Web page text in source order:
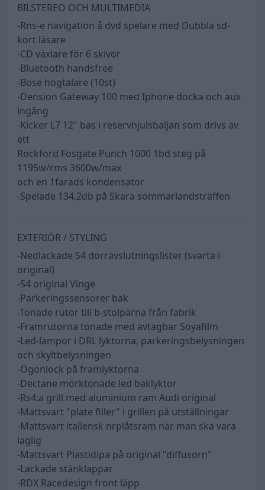
BILSTEREO OCH MULTIMEDIA
-Rns-e navigation å dvd spelare med Dubbla sd-
kort läsare
-CD växlare för 6 skivor
-Bluetooth handsfree
-Bose högtalare (10st)
-Dension Gateway 100 med Iphone docka och aux
ingång
-Kicker L7 12" bas i reservhjulsbaljan som drivs av
ett
Rockford Fosgate Punch 1000 1bd steg på
1195w/rms 3600w/max
och en 1farads kondensator
-Spelade 134,2db på Skara sommarlandsträffen
EXTERIÖR / STYLING
-Nedlackade S4 dörravslutningslister (svarta i
original)
-S4 original Vinge
-Parkeringssensorer bak
-Tonade rutor till b-stolparna från fabrik
-Framrutorna tonade med avtagbar Soyafilm
-Led-lampor i DRL lyktorna, parkeringsbelysningen
och skyltbelysningen
-Ögonlock på framlyktorna
-Dectane mörktonade led baklyktor
-Rs4:a grill med aluminium ram Audi original
-Mattsvart "plate filler" i grillen på utställningar
-Mattsvart italiensk nrplåtsram när man ska vara
laglig
-Mattsvart Plastidipa på original "diffusorn"
-Lackade stänklappar
-RDX Racedesign front läpp